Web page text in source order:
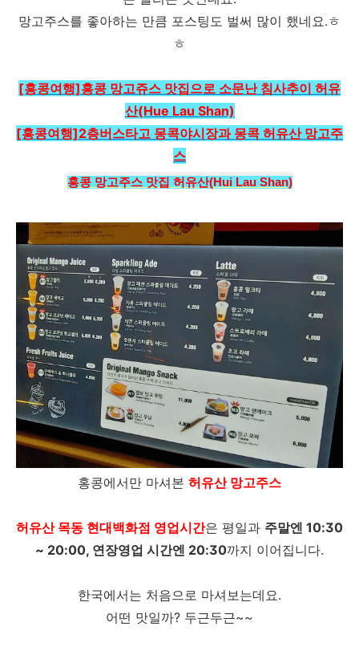
망고주스를 좋아하는 만큼 포스팅도 벌써 많이 했네요.ㅎ
ㅎ
[홍콩여행]홍콩 망고쥬스 맛집으로 소문난 침사추이 허유
산(Hue Lau Shan)
[홍콩여행]2층버스타고 몽콕야시장과 몽콕 허유산 망고주
스
홍콩 망고주스 맛집 허유산(Hui Lau Shan)
홍콩에서만 마셔본 허유산 망고주스
허유산 목동 현대백화점 영업시간은 평일과 주말엔 10:30
~ 20:00, 연장영업 시간엔 20:30까지 이어집니다.
한국에서는 처음으로 마셔보는데요.
어떤 맛일까? 두근두근~~